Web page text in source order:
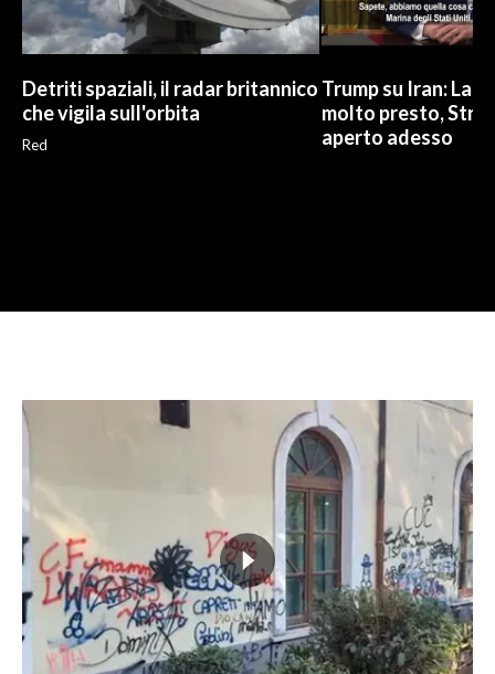
Detriti spaziali, il radar britannico
che vigila sull'orbita
Red
Trump su Iran: La
molto presto,
aperto adesso